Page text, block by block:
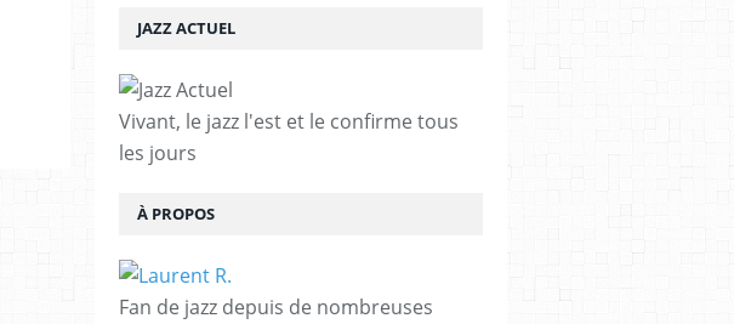
JAZZ ACTUEL
Vivant, le jazz l'est et le confirme tous
les jours
À PROPOS
Fan de jazz depuis de nombreuses